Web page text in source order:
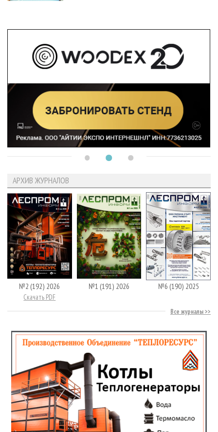
АРХИВ ЖУРНАЛОВ
№2 (192) 2026
Скачать PDF
№1 (191) 2026 №6 (190) 2025
Все журналы